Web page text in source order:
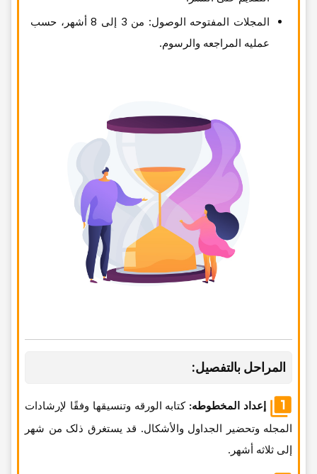
المجلات المفتوحه الوصول: من 3 إلى 8 أشهر، حسب
عملیه المراجعه والرسوم.
المراحل بالتفصیل:
إعداد المخطوطه: کتابه الورقه وتنسیقها وفقًا لإرشادات
المجله وتحضیر الجداول والأشکال. قد یستغرق ذلک من شهر
إلى ثلاثه أشهر.